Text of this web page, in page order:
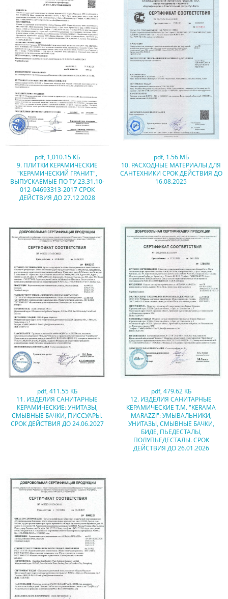
pdf, 1,010.15 КБ
9. ПЛИТКИ КЕРАМИЧЕСКИЕ
"КЕРАМИЧЕСКИЙ ГРАНИТ",
ВЫПУСКАЕМЫЕ ПО ТУ 23.31.10-
012-04693313-2017 СРОК
ДЕЙСТВИЯ ДО 27.12.2028
pdf, 1.56 МБ
10. РАСХОДНЫЕ МАТЕРИАЛЫ ДЛЯ
САНТЕХНИКИ СРОК ДЕЙСТВИЯ ДО
16.08.2025
pdf, 411.55 КБ
11. ИЗДЕЛИЯ САНИТАРНЫЕ
КЕРАМИЧЕСКИЕ: УНИТАЗЫ,
СМЫВНЫЕ БАЧКИ, ПИССУАРЫ.
СРОК ДЕЙСТВИЯ ДО 24.06.2027
pdf, 479.62 КБ
12. ИЗДЕЛИЯ САНИТАРНЫЕ
КЕРАМИЧЕСКИЕ Т.М. "KERAMA
MARAZZI": УМЫВАЛЬНИКИ,
УНИТАЗЫ, СМЫВНЫЕ БАЧКИ,
БИДЕ, ПЬЕДЕСТАЛЫ,
ПОЛУПЬЕДЕСТАЛЫ. СРОК
ДЕЙСТВИЯ ДО 26.01.2026